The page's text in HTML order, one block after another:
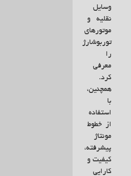
وسایل
نقلیه و
موتورهای
توربوشارژ
را
معرفی
کرد.
همچنین،
با
استفاده
از خطوط
مونتاژ
پیشرفته،
کیفیت و
کارایی